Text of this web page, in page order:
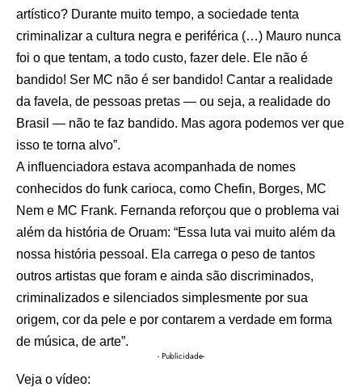
artístico? Durante muito tempo, a sociedade tenta
criminalizar a cultura negra e periférica (…) Mauro nunca
foi o que tentam, a todo custo, fazer dele. Ele não é
bandido! Ser MC não é ser bandido! Cantar a realidade
da favela, de pessoas pretas — ou seja, a realidade do
Brasil — não te faz bandido. Mas agora podemos ver que
isso te torna alvo”.
A influenciadora estava acompanhada de nomes
conhecidos do funk carioca, como Chefin, Borges, MC
Nem e MC Frank. Fernanda reforçou que o problema vai
além da história de Oruam: “Essa luta vai muito além da
nossa história pessoal. Ela carrega o peso de tantos
outros artistas que foram e ainda são discriminados,
criminalizados e silenciados simplesmente por sua
origem, cor da pele e por contarem a verdade em forma
de música, de arte”.
- Publicidade-
Veja o vídeo: